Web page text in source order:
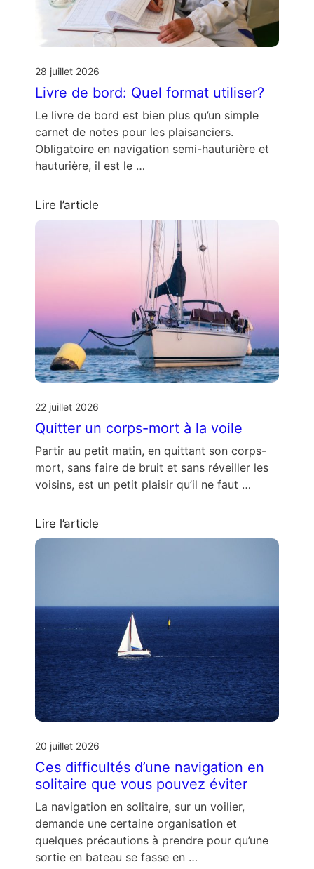
28 juillet 2026
Livre de bord: Quel format utiliser?
Le livre de bord est bien plus qu’un simple
carnet de notes pour les plaisanciers.
Obligatoire en navigation semi-hauturière et
hauturière, il est le …
Lire l’article
22 juillet 2026
Quitter un corps-mort à la voile
Partir au petit matin, en quittant son corps-
mort, sans faire de bruit et sans réveiller les
voisins, est un petit plaisir qu’il ne faut …
Lire l’article
20 juillet 2026
Ces difficultés d’une navigation en
solitaire que vous pouvez éviter
La navigation en solitaire, sur un voilier,
demande une certaine organisation et
quelques précautions à prendre pour qu’une
sortie en bateau se fasse en …